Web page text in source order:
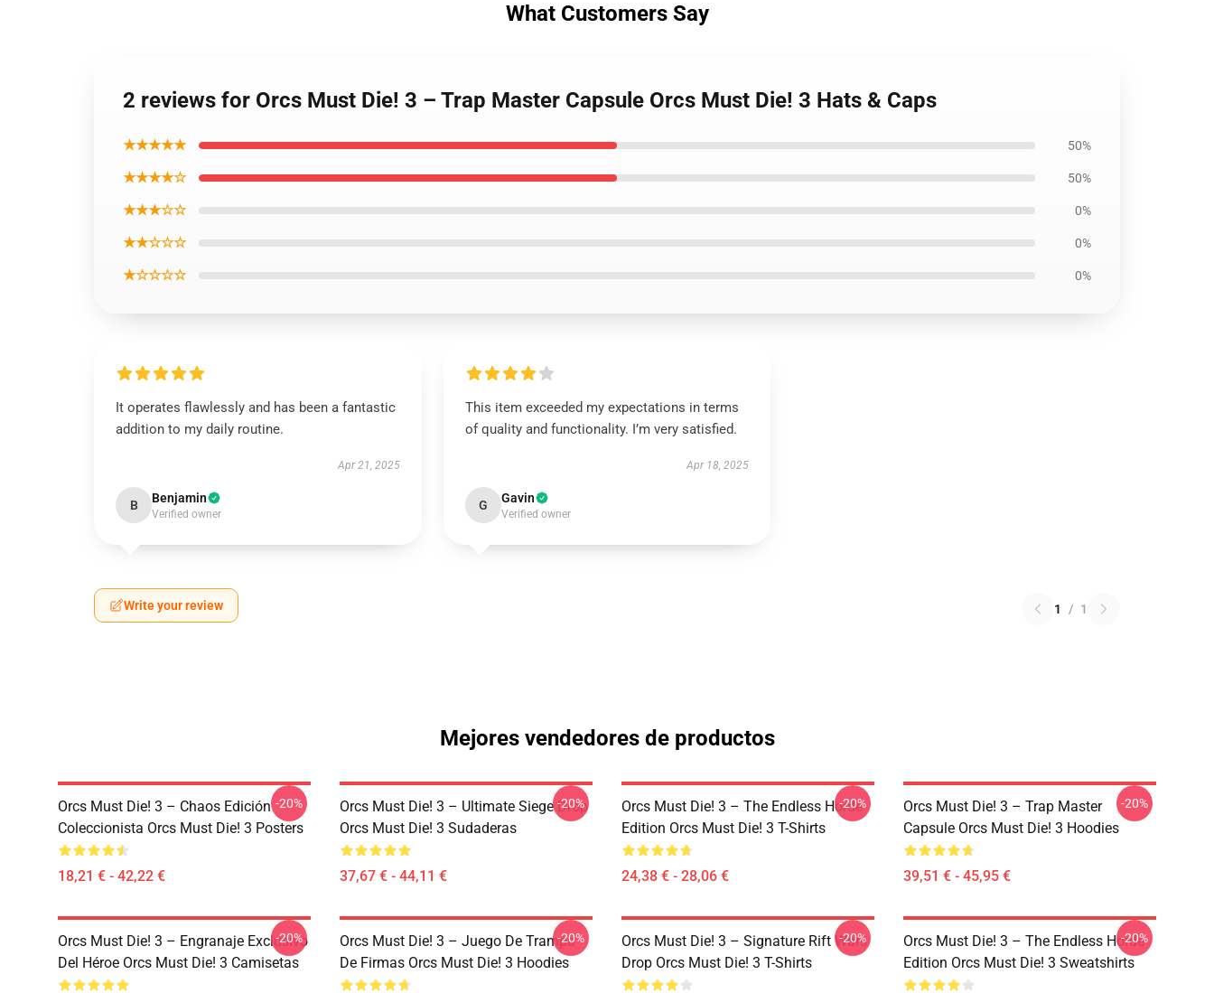
What Customers Say
2 reviews for Orcs Must Die! 3 – Trap Master Capsule Orcs Must Die! 3 Hats & Caps
★★★★★ 50%
★★★★☆ 50%
★★★☆☆ 0%
★★☆☆☆ 0%
★☆☆☆☆ 0%
It operates flawlessly and has been a fantastic
addition to my daily routine.
Apr 21, 2025
B Benjamin
Verified owner
This item exceeded my expectations in terms
of quality and functionality. I’m very satisfied.
Apr 18, 2025
G Gavin
Verified owner
Write your review 1 / 1
Mejores vendedores de productos
Orcs Must Die! 3 – Chaos Edición
Coleccionista Orcs Must Die! 3 Posters
18,21 € - 42,22 €
-20%
Orcs Must Die! 3 – Ultimate Siege Drop
Orcs Must Die! 3 Sudaderas
37,67 € - 44,11 €
-20%
Orcs Must Die! 3 – The Endless Horde
Edition Orcs Must Die! 3 T-Shirts
24,38 € - 28,06 €
-20%
Orcs Must Die! 3 – Trap Master
Capsule Orcs Must Die! 3 Hoodies
39,51 € - 45,95 €
-20%
Orcs Must Die! 3 – Engranaje Exclusivo
Del Héroe Orcs Must Die! 3 Camisetas
-20%
Orcs Must Die! 3 – Juego De Trampa
De Firmas Orcs Must Die! 3 Hoodies
-20%
Orcs Must Die! 3 – Signature Rift Wars
Drop Orcs Must Die! 3 T-Shirts
-20%
Orcs Must Die! 3 – The Endless Horde
Edition Orcs Must Die! 3 Sweatshirts
-20%